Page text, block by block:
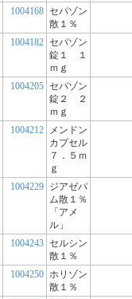
1004168 セパゾン
散１％
1004182 セパゾン
錠１ １
ｍｇ
1004205 セパゾン
錠２ ２
ｍｇ
1004212
メンドン
カプセル
７．５ｍ
ｇ
1004229 ジアゼパ
ム散１％
「アメ
ル」
1004243 セルシン
散１％
1004250 ホリゾン
散１％